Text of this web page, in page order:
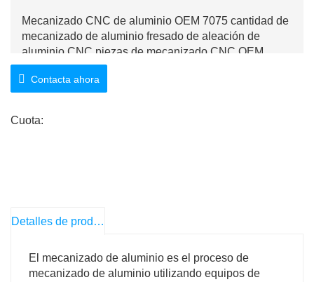
Mecanizado CNC de aluminio OEM 7075 cantidad de
mecanizado de aluminio fresado de aleación de
aluminio CNC piezas de mecanizado CNC OEM
personalizadas
Contacta ahora
Cuota:
Detalles de producto
El mecanizado de aluminio es el proceso de
mecanizado de aluminio utilizando equipos de